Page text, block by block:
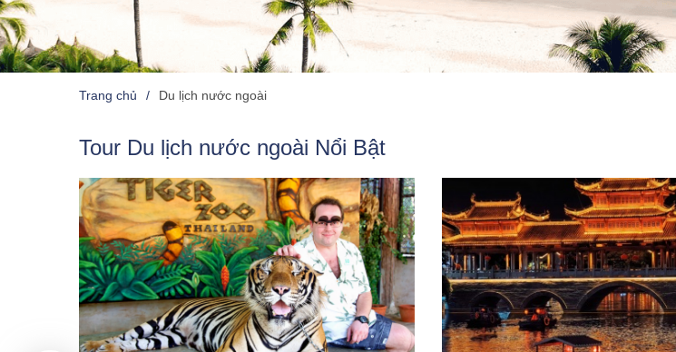
Trang chủ Du lịch nước ngoài
Tour Du lịch nước ngoài Nổi Bật